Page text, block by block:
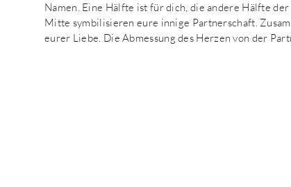
Namen. Eine Hälfte ist für dich, die andere Hälfte
Mitte symbilisieren eure innige Partnerschaft.
eurer Liebe. Die Abmessung des Herzen von der